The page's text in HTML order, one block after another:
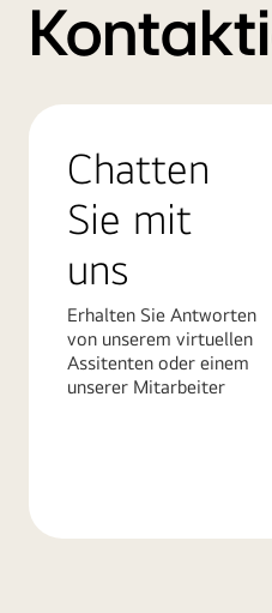
Chatten
Sie mit
uns
Erhalten Sie Antworten
von unserem virtuellen
Assitenten oder einem
unserer Mitarbeiter